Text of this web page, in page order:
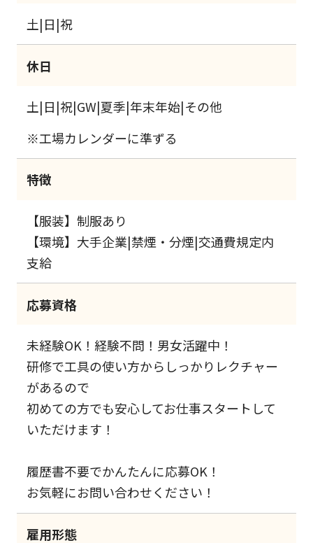
土|日|祝
休日
土|日|祝|GW|夏季|年末年始|その他
※工場カレンダーに準ずる
特徴
【服装】制服あり
【環境】大手企業|禁煙・分煙|交通費規定内
支給
応募資格
未経験OK！経験不問！男女活躍中！
研修で工具の使い方からしっかりレクチャー
があるので
初めての方でも安心してお仕事スタートして
いただけます！
履歴書不要でかんたんに応募OK！
お気軽にお問い合わせください！
雇用形態